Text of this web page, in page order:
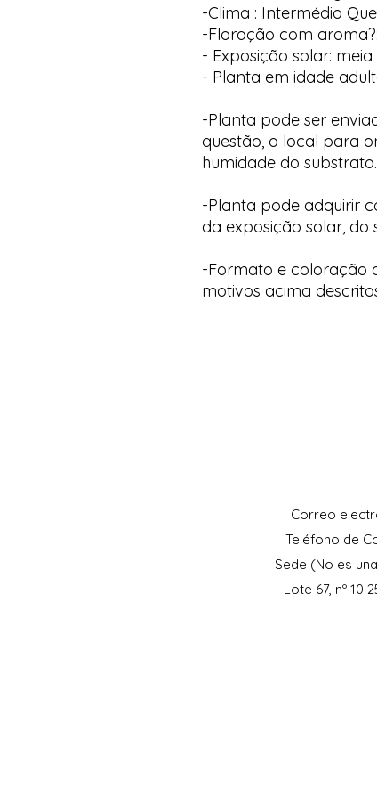
-Clima : Intermédio
-Floração com
- Exposição solar:
- Planta em idade
-Planta pode ser
questão, o local para
humidade do substrato.
-Planta pode adquirir
da exposição solar, do
-Formato e coloração
motivos acima
Correo
Teléfono de
Sede (No es
Lote 67, nº 10